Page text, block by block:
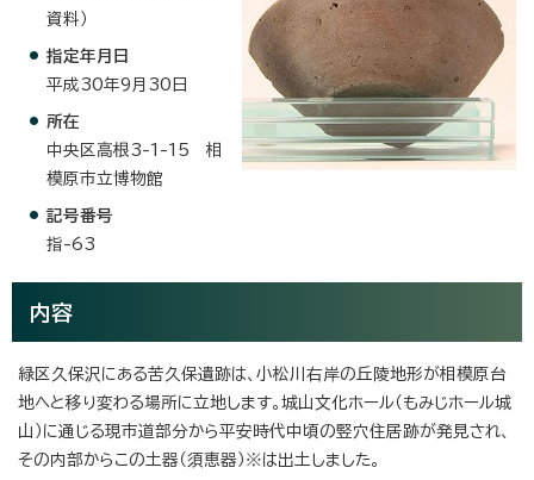
資料）
指定年月日
平成30年9月30日
所在
中央区高根3-1-15 相
模原市立博物館
記号番号
指-63
内容
緑区久保沢にある苦久保遺跡は、小松川右岸の丘陵地形が相模原台
地へと移り変わる場所に立地します。城山文化ホール（もみじホール城
山）に通じる現市道部分から平安時代中頃の竪穴住居跡が発見され、
その内部からこの土器（須恵器）※は出土しました。